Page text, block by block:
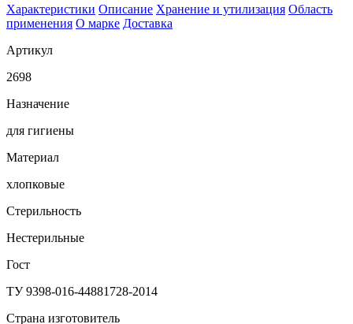
Характеристики Описание Хранение и утилизация Область
применения О марке Доставка
Артикул
2698
Назначение
для гигиены
Материал
хлопковые
Стерильность
Нестерильные
Гост
ТУ 9398-016-44881728-2014
Страна изготовитель